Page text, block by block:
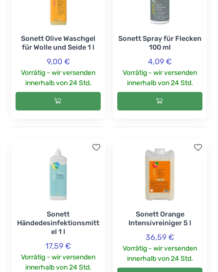
Sonett Olive Waschgel
für Wolle und Seide 1 l
9,00 €
Vorrätig - wir versenden
innerhalb von 24 Std.
Sonett Spray für Flecken
100 ml
4,09 €
Vorrätig - wir versenden
innerhalb von 24 Std.
Sonett
Händedesinfektionsmitt
el 1 l
17,59 €
Vorrätig - wir versenden
innerhalb von 24 Std.
Sonett Orange
Intensivreiniger 5 l
36,59 €
Vorrätig - wir versenden
innerhalb von 24 Std.